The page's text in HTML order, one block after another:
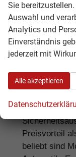
Außenmaße
Preisvorteil
beliebt sind
Sie
Auswahl und
Analytics und
Einverständnis
jederzeit mit
Alle akzeptieren